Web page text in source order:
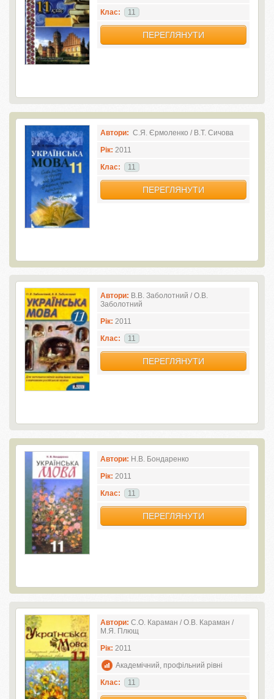
Клас:
11
ПЕРЕГЛЯНУТИ
Автори: С.Я. Єрмоленко / В.Т. Сичова
Рік: 2011
Клас:
11
ПЕРЕГЛЯНУТИ
Автори: В.В. Заболотний / О.В.
Заболотний
Рік: 2011
Клас:
11
ПЕРЕГЛЯНУТИ
Автори: Н.В. Бондаренко
Рік: 2011
Клас:
11
ПЕРЕГЛЯНУТИ
Автори: С.О. Караман / О.В. Караман /
М.Я. Плющ
Рік: 2011
Академічний, профільний рівні
Клас:
11